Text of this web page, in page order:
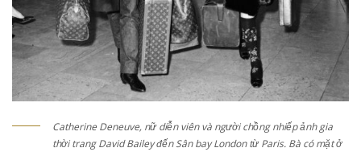
Catherine Deneuve, nữ diễn viên và người chồng nhiếp ảnh gia
thời trang David Bailey đến Sân bay London từ Paris. Bà có mặt ở